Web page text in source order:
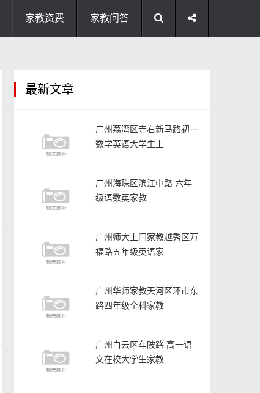
家教资费 家教问答
最新文章
广州荔湾区寺右新马路初一
数学英语大学生上
广州海珠区滨江中路 六年
级语数英家教
广州师大上门家教越秀区万
福路五年级英语家
广州华师家教天河区环市东
路四年级全科家教
广州白云区车陂路 高一语
文在校大学生家教